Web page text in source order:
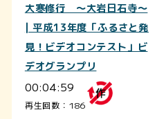
大寒修行 ～大岩日石寺～
| 平成13年度「ふるさと発
見！ビデオコンテスト」ビ
デオグランプリ
00:04:59
再生回数：186